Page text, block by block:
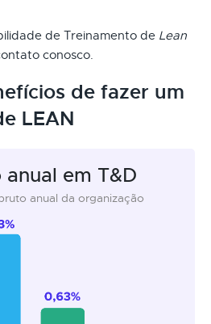
de Treinamento de Lean
conosco.
de fazer um
LEAN
em T&D
anual da organização